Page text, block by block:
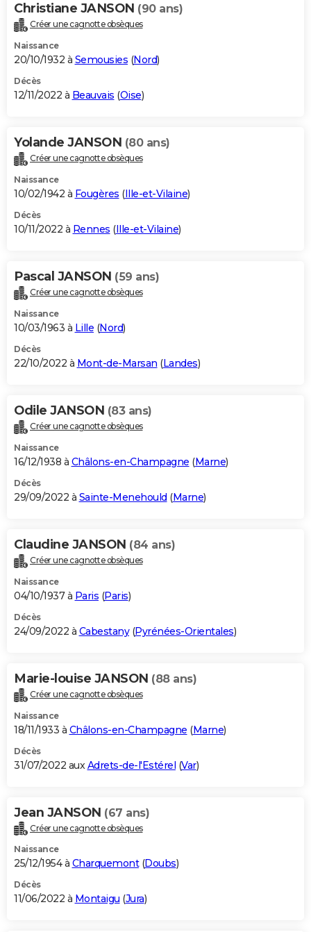
Christiane JANSON (90 ans)
Créer une cagnotte obsèques
Naissance
20/10/1932 à Semousies (Nord)
Décès
12/11/2022 à Beauvais (Oise)
Yolande JANSON (80 ans)
Créer une cagnotte obsèques
Naissance
10/02/1942 à Fougères (Ille-et-Vilaine)
Décès
10/11/2022 à Rennes (Ille-et-Vilaine)
Pascal JANSON (59 ans)
Créer une cagnotte obsèques
Naissance
10/03/1963 à Lille (Nord)
Décès
22/10/2022 à Mont-de-Marsan (Landes)
Odile JANSON (83 ans)
Créer une cagnotte obsèques
Naissance
16/12/1938 à Châlons-en-Champagne (Marne)
Décès
29/09/2022 à Sainte-Menehould (Marne)
Claudine JANSON (84 ans)
Créer une cagnotte obsèques
Naissance
04/10/1937 à Paris (Paris)
Décès
24/09/2022 à Cabestany(Pyrénées-Orientales)
Marie-louise JANSON (88 ans)
Créer une cagnotte obsèques
Naissance
18/11/1933 à Châlons-en-Champagne (Marne)
Décès
31/07/2022 aux Adrets-de-l'Estérel (Var)
Jean JANSON (67 ans)
Créer une cagnotte obsèques
Naissance
25/12/1954 à Charquemont(Doubs)
Décès
11/06/2022 à Montaigu (Jura)